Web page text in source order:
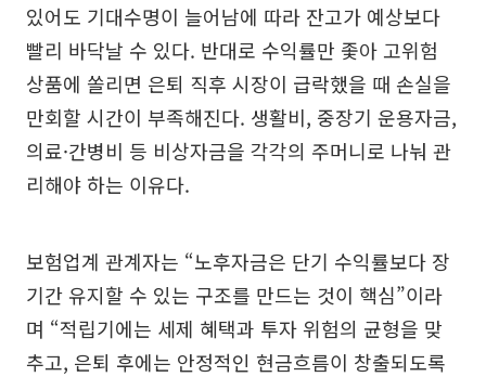
있어도 기대수명이 늘어남에 따라 잔고가 예상보다
빨리 바닥날 수 있다. 반대로 수익률만 좇아 고위험
상품에 쏠리면 은퇴 직후 시장이 급락했을 때 손실을
만회할 시간이 부족해진다. 생활비, 중장기 운용자금,
의료·간병비 등 비상자금을 각각의 주머니로 나눠 관
리해야 하는 이유다.
보험업계 관계자는 “노후자금은 단기 수익률보다 장
기간 유지할 수 있는 구조를 만드는 것이 핵심”이라
며 “적립기에는 세제 혜택과 투자 위험의 균형을 맞
추고, 은퇴 후에는 안정적인 현금흐름이 창출되도록